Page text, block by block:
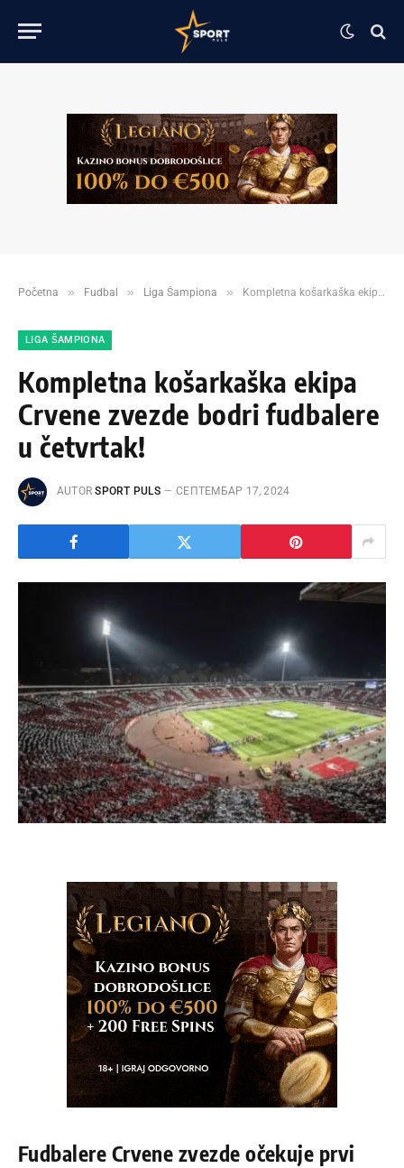
Početna » Fudbal » Liga Šampiona » Kompletna košarkaška ekipa Crvene zvezde bodri fudbalere u četvrtak!
LIGA ŠAMPIONA
Kompletna košarkaška ekipa
Crvene zvezde bodri fudbalere
u četvrtak!
AUTOR SPORT PULS СЕПТЕМБАР 17, 2024
Fudbalere Crvene zvezde očekuje prvi